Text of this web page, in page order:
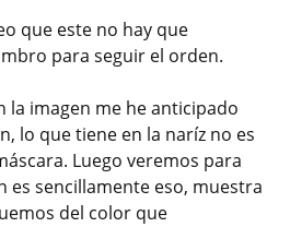
que este no hay que
para seguir el orden.
la imagen me he anticipado
lo que tiene en la naríz no es
Luego veremos para
es sencillamente eso, muestra
del color que